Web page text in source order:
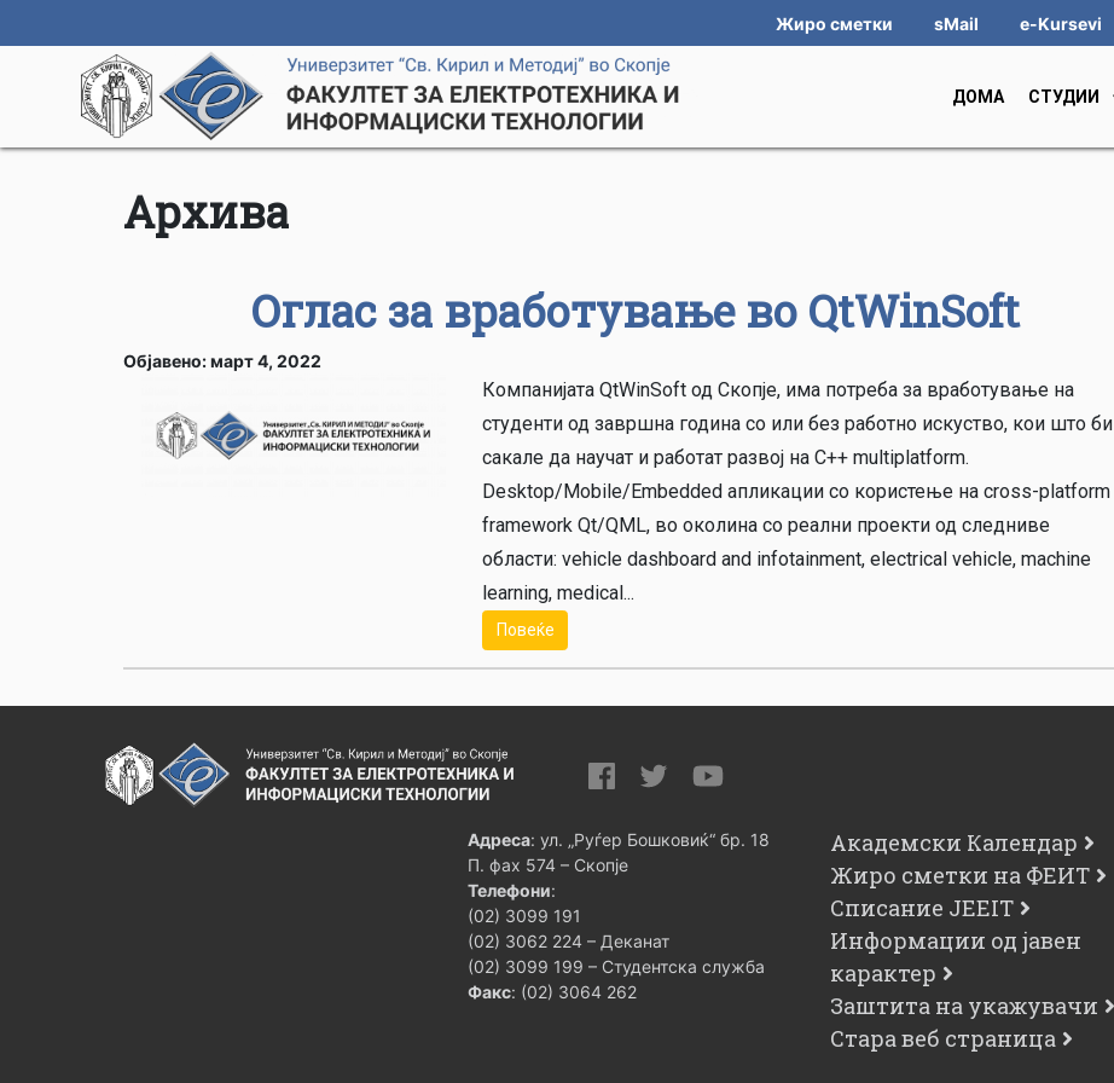
Жиро сметки sMail e-Kursevi
ДОМА СТУДИИ
Архива
Оглас за вработување во QtWinSoft
Објавено: март 4, 2022
Компанијата QtWinSoft од Скопје, има потреба за вработување на
студенти од завршна година со или без работно искуство, кои што би
сакале да научат и работат развој на C++ multiplatform.
Desktop/Mobile/Embedded апликации со користење на cross-platform
framework Qt/QML, во околина со реални проекти од следниве
области: vehicle dashboard and infotainment, electrical vehicle, machine
learning, medical...
Повеќе
Адреса: ул. „Руѓер Бошковиќ“ бр. 18
П. фах 574 – Скопје
Телефони:
(02) 3099 191
(02) 3062 224 – Деканат
(02) 3099 199 – Студентска служба
Факс: (02) 3064 262
Академски Календар
Жиро сметки на ФЕИТ
Списание JEEIT
Информации од јавен
карактер
Заштита на укажувачи
Стара веб страница